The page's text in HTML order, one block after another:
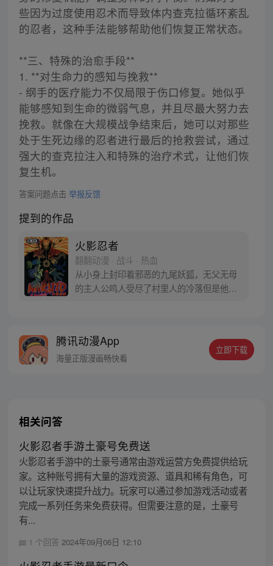
些因为过度使用忍术而导致体内查克拉循环紊乱
的忍者，这种手法能够帮助他们恢复正常状态。
**三、特殊的治愈手段**
1. **对生命力的感知与挽救**
- 纲手的医疗能力不仅局限于伤口修复。她似乎
能够感知到生命的微弱气息，并且尽最大努力去
挽救。就像在大规模战争结束后，她可以对那些
处于生死边缘的忍者进行最后的抢救尝试，通过
强大的查克拉注入和特殊的治疗术式，让他们恢
复生机。
答案问题点击 举报反馈
提到的作品
火影忍者
翻翻动漫 · 战斗 · 热血
从小身上封印着邪恶的九尾妖狐，无父无母
的主人公鸣人受尽了村里人的冷落但是他却
性格才没有变得扭曲，他总是干劲十足，面
对这种并不乐观的现实，他依然嘻嘻哈哈，
腾讯动漫App
海量正版漫画畅快看
立即下载
相关问答
火影忍者手游土豪号免费送
火影忍者手游中的土豪号通常由游戏运营方免费提供给玩
家。这种账号拥有大量的游戏资源、道具和稀有角色，可
以让玩家快速提升战力。玩家可以通过参加游戏活动或者
完成一系列任务来免费获得。但需要注意的是，土豪号
有...
1 个回答 2024年09月06日 12:10